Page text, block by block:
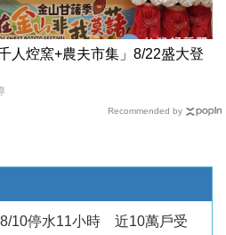
人焢窯+農夫市集」8/22盛大登
Recommended by
10停水11小時 近10萬戶受